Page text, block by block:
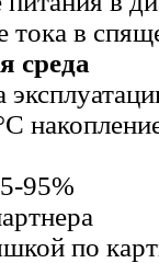
тока в
среда
95%
по